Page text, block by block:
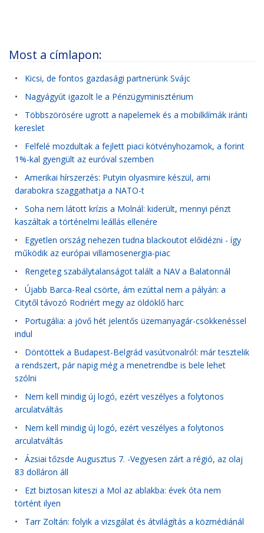
Most a címlapon:
• Kicsi, de fontos gazdasági partnerünk Svájc
• Nagyágyút igazolt le a Pénzügyminisztérium
• Többszörösére ugrott a napelemek és a mobilklímák iránti
kereslet
• Felfelé mozdultak a fejlett piaci kötvényhozamok, a forint
1%-kal gyengült az euróval szemben
• Amerikai hírszerzés: Putyin olyasmire készül, ami
darabokra szaggathatja a NATO-t
• Soha nem látott krízis a Molnál: kiderült, mennyi pénzt
kaszáltak a történelmi leállás ellenére
• Egyetlen ország nehezen tudna blackoutot előidézni - így
működik az európai villamosenergia-piac
• Rengeteg szabálytalanságot talált a NAV a Balatonnál
• Újabb Barca-Real csörte, ám ezúttal nem a pályán: a
Citytől távozó Rodriért megy az öldöklő harc
• Portugália: a jövő hét jelentős üzemanyagár-csökkenéssel
indul
• Döntöttek a Budapest-Belgrád vasútvonalról: már tesztelik
a rendszert, pár napig még a menetrendbe is bele lehet
szólni
• Nem kell mindig új logó, ezért veszélyes a folytonos
arculatváltás
• Nem kell mindig új logó, ezért veszélyes a folytonos
arculatváltás
• Ázsiai tőzsde Augusztus 7. -Vegyesen zárt a régió, az olaj
83 dolláron áll
• Ezt biztosan kiteszi a Mol az ablakba: évek óta nem
történt ilyen
• Tarr Zoltán: folyik a vizsgálat és átvilágítás a közmédiánál